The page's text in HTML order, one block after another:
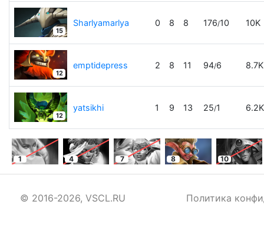
15
Sharlyamarlya 0 8 8 176/10 10K
12
emptidepress 2 8 11 94/6 8.7K
12
yatsikhi 1 9 13 25/1 6.2K
1 4 7 8 10
© 2016-2026, VSCL.RU Политика